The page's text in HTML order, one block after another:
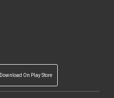
Download On Play Store